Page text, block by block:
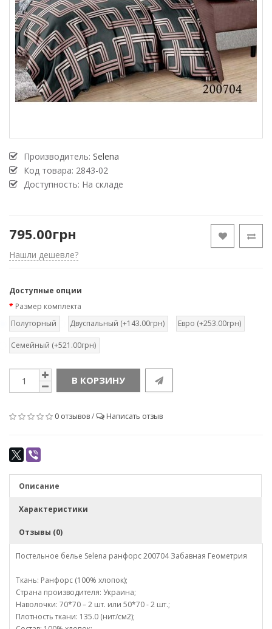
Производитель: Selena
Код товара: 2843-02
Доступность: На складе
795.00грн
Нашли дешевле?
Доступные опции
Размер комплекта
Полуторный
Двуспальный (+143.00грн) Евро (+253.00грн)
Семейный (+521.00грн)
В КОРЗИНУ
0 отзывов/ Написать отзыв
Описание
Характеристики
Отзывы (0)
Постельное белье Selena ранфорс 200704 Забавная Геометрия
Ткань: Ранфорс (100% хлопок);
Страна производителя: Украина;
Наволочки: 70*70 – 2 шт. или 50*70 - 2 шт.;
Плотность ткани: 135.0 (нит/см2);